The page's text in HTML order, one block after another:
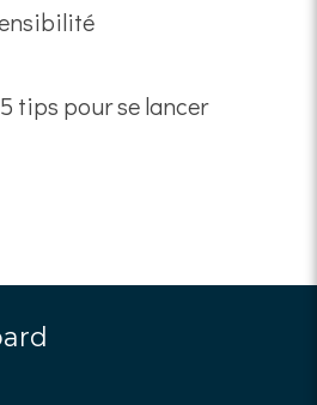
5 tips pour se lancer